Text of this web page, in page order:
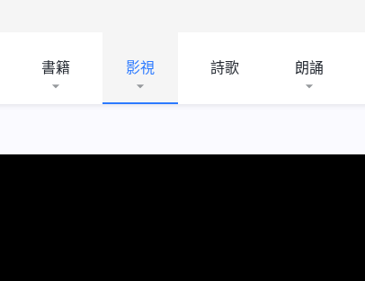
書籍 影視 詩歌 朗誦